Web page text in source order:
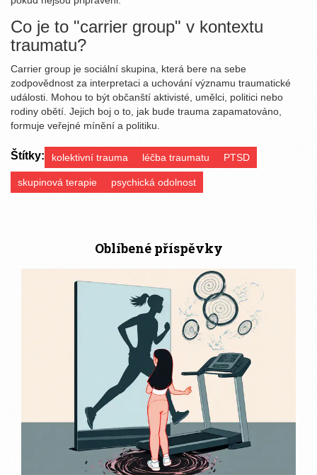
Co je to "carrier group" v kontextu
traumatu?
Carrier group je sociální skupina, která bere na sebe
zodpovědnost za interpretaci a uchování významu traumatické
události. Mohou to být občanští aktivisté, umělci, politici nebo
rodiny obětí. Jejich boj o to, jak bude trauma zapamatováno,
formuje veřejné mínění a politiku.
Štítky: kolektivní trauma léčba traumatu PTSD
skupinová terapie psychická odolnost
Oblíbené příspěvky